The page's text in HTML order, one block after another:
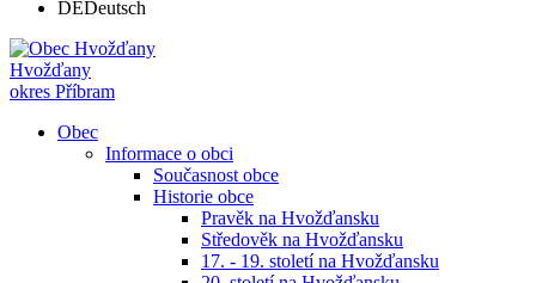
DEDeutsch
Hvožďany
okres Příbram
Obec
Informace o obci
Současnost obce
Historie obce
Pravěk na Hvožďansku
Středověk na Hvožďansku
17. - 19. století na Hvožďansku